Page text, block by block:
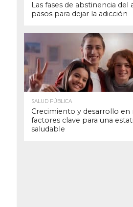
Las fases de abstinencia del
pasos para dejar la adicción
SALUD PÚBLICA
Crecimiento y desarrollo en
factores clave para una
saludable